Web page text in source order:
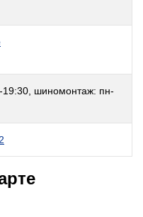
19:30, шиномонтаж: пн-